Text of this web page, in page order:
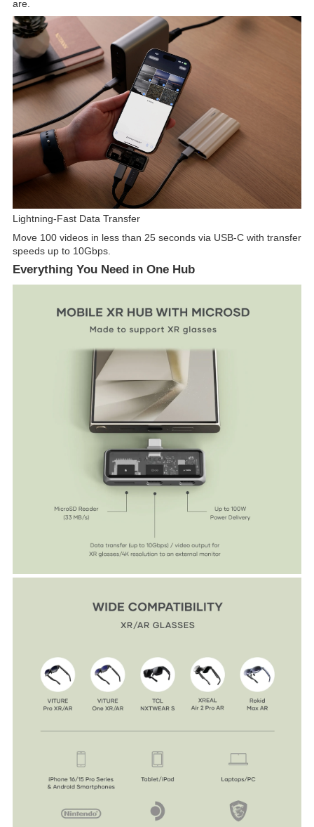
are.
Lightning-Fast Data Transfer
Move 100 videos in less than 25 seconds via USB-C with transfer
speeds up to 10Gbps.
Everything You Need in One Hub